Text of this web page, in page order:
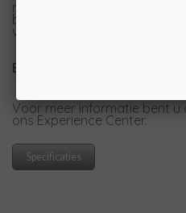
myst technologie bestaat
beeld, maar er komt ook
van knisperend hout maakt
Bezoek ons Experience
Voor meer informatie bent u
ons Experience Center.
Specificaties